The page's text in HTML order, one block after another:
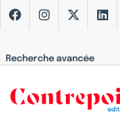
Recherche avancée